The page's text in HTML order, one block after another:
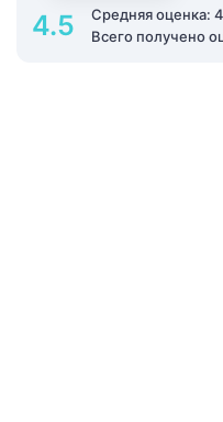
4.5
Средняя оценка:
Всего получено